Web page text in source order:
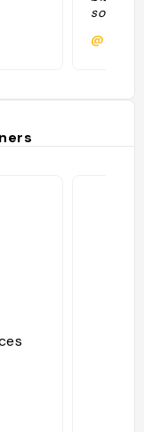
sont
grosse